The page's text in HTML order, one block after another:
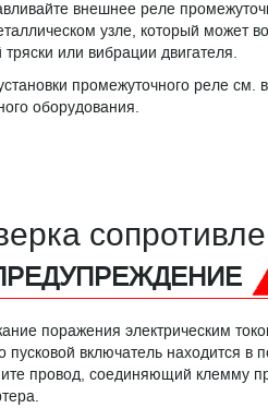
внешнее реле
узле, который может
или вибрации двигателя.
промежуточного реле см.
оборудования.
поражения электрическим
пусковой включатель находится
провод, соединяющий клемму